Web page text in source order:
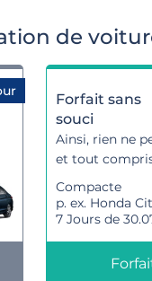
de
Forfait sans
souci
Ainsi, rien ne
et tout
Compacte
p. ex. Honda
7 Jours de